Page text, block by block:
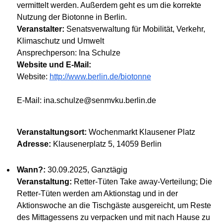
vermittelt werden. Außerdem geht es um die korrekte
Nutzung der Biotonne in Berlin.
Veranstalter: Senatsverwaltung für Mobilität, Verkehr,
Klimaschutz und Umwelt
Ansprechperson: Ina Schulze
Website und E-Mail:
Website: http://www.berlin.de/biotonne
E-Mail: ina.schulze@senmvku.berlin.de
Veranstaltungsort: Wochenmarkt Klausener Platz
Adresse: Klausenerplatz 5, 14059 Berlin
Wann?: 30.09.2025, Ganztägig
Veranstaltung: Retter-Tüten Take away-Verteilung; Die
Retter-Tüten werden am Aktionstag und in der
Aktionswoche an die Tischgäste ausgereicht, um Reste
des Mittagessens zu verpacken und mit nach Hause zu